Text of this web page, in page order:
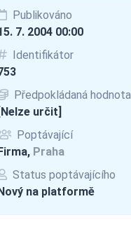
Publikováno
7. 2004 00:00
Identifikátor
Předpokládaná hodnota
[Nelze určit]
Poptávající
Praha
Status poptávajícího
na platformě